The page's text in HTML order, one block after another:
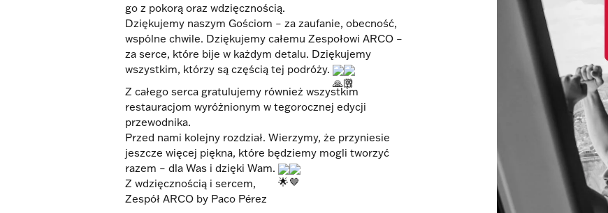
go z pokorą oraz wdzięcznością.
Dziękujemy naszym Gościom – za zaufanie, obecność,
wspólne chwile. Dziękujemy całemu Zespołowi ARCO –
za serce, które bije w każdym detalu. Dziękujemy
wszystkim, którzy są częścią tej podróży.
Z całego serca gratulujemy również wszystkim
restauracjom wyróżnionym w tegorocznej edycji
przewodnika.
Przed nami kolejny rozdział. Wierzymy, że przyniesie
jeszcze więcej piękna, które będziemy mogli tworzyć
razem – dla Was i dzięki Wam.
Z wdzięcznością i sercem,
Zespół ARCO by Paco Pérez